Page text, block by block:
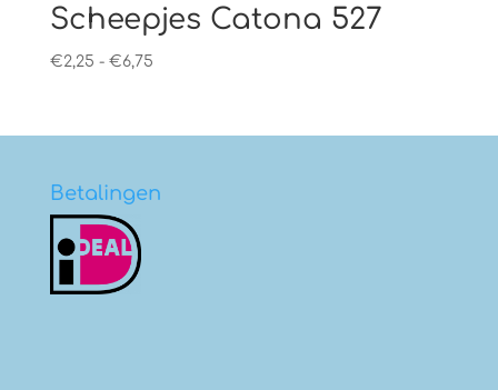
Scheepjes Catona 527
€2,25 - €6,75Prijsklasse:
€6,75
Betalingen